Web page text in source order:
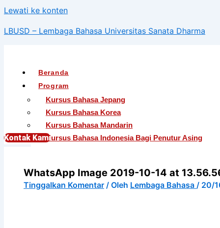
Lewati ke konten
LBUSD – Lembaga Bahasa Universitas Sanata Dharma
Beranda
Program
Kursus Bahasa Jepang
Kursus Bahasa Korea
Kursus Bahasa Mandarin
Kursus Bahasa Indonesia Bagi Penutur Asing
English For Academic Purposes
English For Occupational Purposes
Kontak Kami
WhatsApp Image 2019-10-14 at
Tinggalkan Komentar / Oleh Lembaga Bahasa / 20/